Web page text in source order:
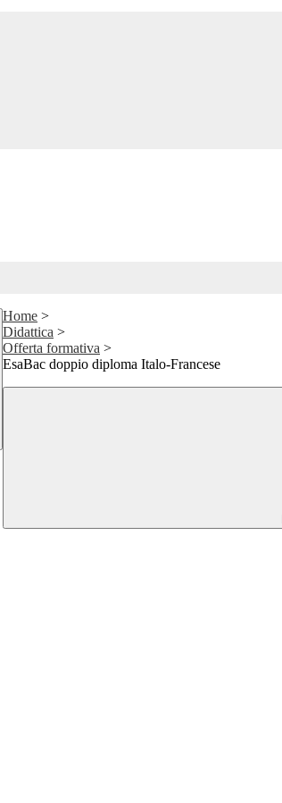
Home >
Didattica >
Offerta formativa >
EsaBac doppio diploma Italo-Francese